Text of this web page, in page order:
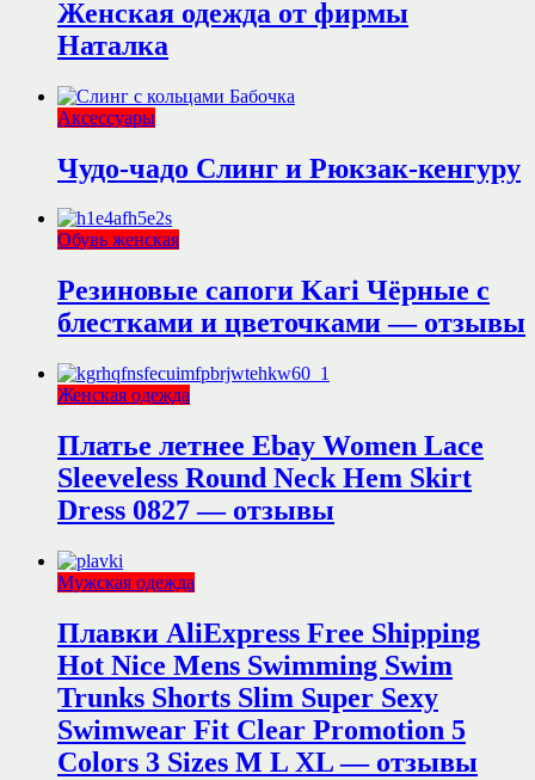
Женская одежда от фирмы
Наталка
Аксессуары
Чудо-чадо Слинг и Рюкзак-кенгуру
Обувь женская
Резиновые сапоги Kari Чёрные с
блестками и цветочками — отзывы
Женская одежда
Платье летнее Ebay Women Lace
Sleeveless Round Neck Hem Skirt
Dress 0827 — отзывы
Мужская одежда
Плавки AliExpress Free Shipping
Hot Nice Mens Swimming Swim
Trunks Shorts Slim Super Sexy
Swimwear Fit Clear Promotion 5
Colors 3 Sizes M L XL — отзывы